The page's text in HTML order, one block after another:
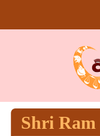
Shri Ram